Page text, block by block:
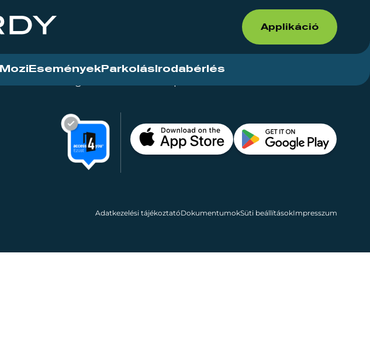
Applikáció
Mozi Események Parkolás Irodabérlés
Adatkezelési tájékoztatóDokumentumokSüti beállításokImpresszum